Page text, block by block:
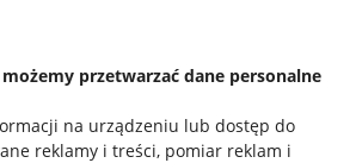
przetwarzać dane personalne
na urządzeniu lub dostęp do
reklamy i treści, pomiar reklam i